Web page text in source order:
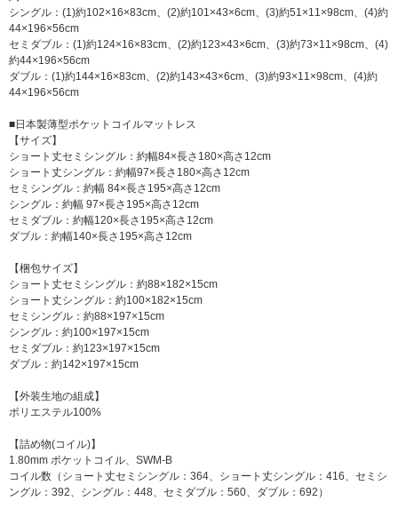
シングル：(1)約102×16×83cm、(2)約101×43×6cm、(3)約51×11×98cm、(4)約
44×196×56cm
セミダブル：(1)約124×16×83cm、(2)約123×43×6cm、(3)約73×11×98cm、(4)
約44×196×56cm
ダブル：(1)約144×16×83cm、(2)約143×43×6cm、(3)約93×11×98cm、(4)約
44×196×56cm
■日本製薄型ポケットコイルマットレス
【サイズ】
ショート丈セミシングル：約幅84×長さ180×高さ12cm
ショート丈シングル：約幅97×長さ180×高さ12cm
セミシングル：約幅 84×長さ195×高さ12cm
シングル：約幅 97×長さ195×高さ12cm
セミダブル：約幅120×長さ195×高さ12cm
ダブル：約幅140×長さ195×高さ12cm
【梱包サイズ】
ショート丈セミシングル：約88×182×15cm
ショート丈シングル：約100×182×15cm
セミシングル：約88×197×15cm
シングル：約100×197×15cm
セミダブル：約123×197×15cm
ダブル：約142×197×15cm
【外装生地の組成】
ポリエステル100%
【詰め物(コイル)】
1.80mm ポケットコイル、SWM-B
コイル数（ショート丈セミシングル：364、ショート丈シングル：416、セミシ
ングル：392、シングル：448、セミダブル：560、ダブル：692）